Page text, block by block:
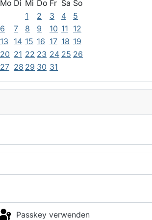
Mo Di Mi Do Fr Sa So
1
2 3 4
5
6
7 8 9 10 11 12
13
14 15 16 17 18 19
20 21 22 23 24 25 26
27 28 29 30 31
Passkey verwenden